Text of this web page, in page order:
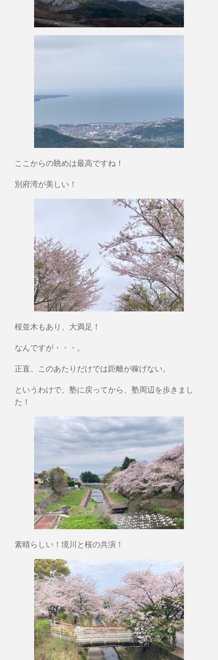
ここからの眺めは最高ですね！
別府湾が美しい！
桜並木もあり、大満足！
なんですが・・・。
正直、このあたりだけでは距離が稼げない。
というわけで、塾に戻ってから、塾周辺を歩きまし
た！
素晴らしい！境川と桜の共演！